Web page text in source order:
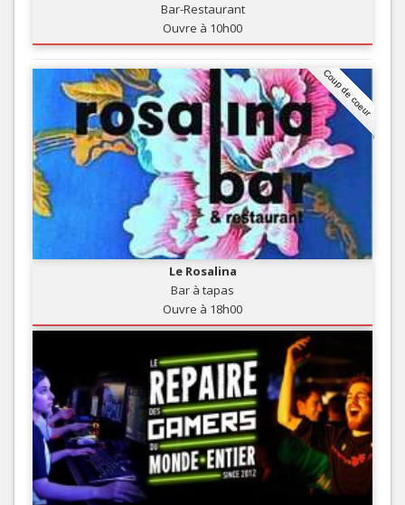
Bar-Restaurant
Ouvre à 10h00
Coup de coeur
Le Rosalina
Bar à tapas
Ouvre à 18h00